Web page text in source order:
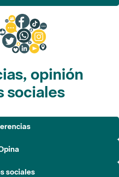
opinión
sociales
sociales